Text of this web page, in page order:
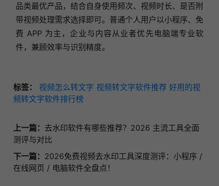
品类最优产品，结合自身使用频次、视频时长、是否附
带视频处理需求选择即可。普通个人用户以小程序、免
费 APP 为主，企业与内容从业者优先电脑端专业软
件，兼顾效率与识别精度。
标签： 视频怎么转文字 视频转文字软件推荐 好用的视
频转文字软件排行榜
上一篇： 去水印软件有哪些推荐？2026 主流工具全面
测评与对比
下一篇： 2026免费视频去水印工具深度测评：小程序 /
在线网页 / 电脑软件全盘点！